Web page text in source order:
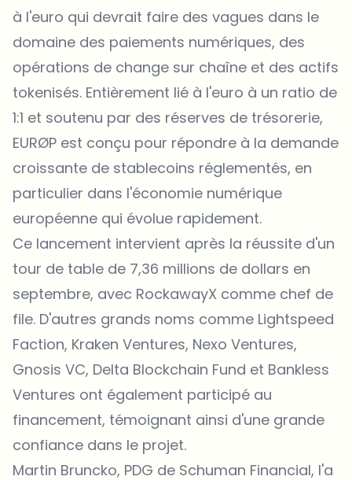
à l'euro qui devrait faire des vagues dans le
domaine des paiements numériques, des
opérations de change sur chaîne et des actifs
tokenisés. Entièrement lié à l'euro à un ratio de
1:1 et soutenu par des réserves de trésorerie,
EURØP est conçu pour répondre à la demande
croissante de stablecoins réglementés, en
particulier dans l'économie numérique
européenne qui évolue rapidement.
Ce lancement intervient après la réussite d'un
tour de table de 7,36 millions de dollars en
septembre, avec RockawayX comme chef de
file. D'autres grands noms comme Lightspeed
Faction, Kraken Ventures, Nexo Ventures,
Gnosis VC, Delta Blockchain Fund et Bankless
Ventures ont également participé au
financement, témoignant ainsi d'une grande
confiance dans le projet.
Martin Bruncko, PDG de Schuman Financial, l'a